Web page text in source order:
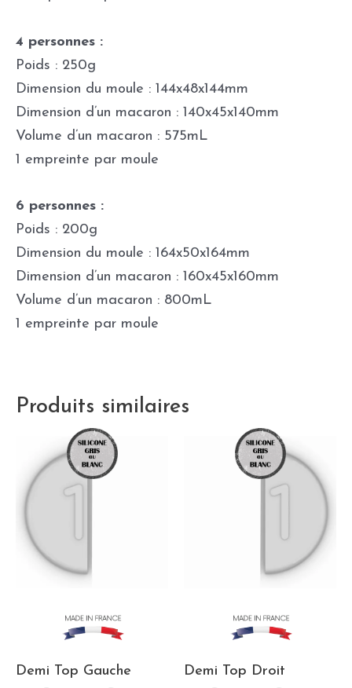
4 personnes :
Poids : 250g
Dimension du moule : 144x48x144mm
Dimension d’un macaron : 140x45x140mm
Volume d’un macaron : 575mL
1 empreinte par moule
6 personnes :
Poids : 200g
Dimension du moule : 164x50x164mm
Dimension d’un macaron : 160x45x160mm
Volume d’un macaron : 800mL
1 empreinte par moule
Produits similaires
Demi Top Gauche Demi Top Droit